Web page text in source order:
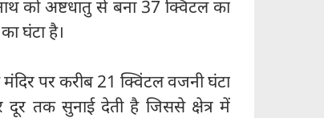
को अष्टधातु से बना 37 क्विंटल का
घंटा है।
पर करीब 21 क्विंटल वजनी घंटा
दूर तक सुनाई देती है जिससे क्षेत्र में